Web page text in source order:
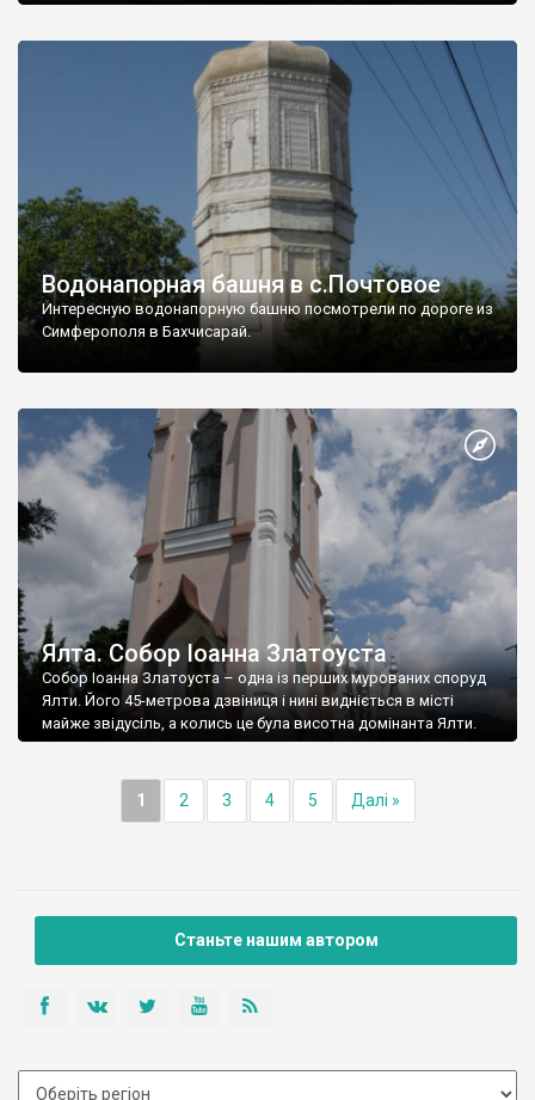
Водонапорная башня в с.Почтовое
Интересную водонапорную башню посмотрели по дороге из
Симферополя в Бахчисарай.
Ялта. Собор Іоанна Златоуста
Собор Іоанна Златоуста – одна із перших мурованих споруд
Ялти. Його 45-метрова дзвіниця і нині видніється в місті
майже звідусіль, а колись це була висотна домінанта Ялти.
1 2 3 4 5 Далі »
Станьте нашим автором